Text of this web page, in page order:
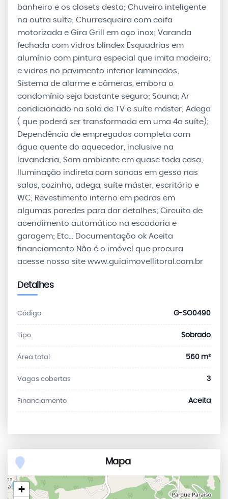
banheiro e os closets desta; Chuveiro inteligente
na outra suíte; Churrasqueira com coifa
motorizada e Gira Grill em aço inox; Varanda
fechada com vidros blindex Esquadrias em
alumínio com pintura especial que imita madeira;
e vidros no pavimento inferior laminados;
Sistema de alarme e câmeras, embora o
condomínio seja bastante seguro; Sauna; Ar
condicionado na sala de TV e suíte máster; Adega
( que poderá ser transformada em uma 4a suíte);
Dependência de empregados completa com
água quente do aquecedor, inclusive na
lavanderia; Som ambiente em quase toda casa;
Iluminação indireta com sancas em gesso nas
salas, cozinha, adega, suíte máster, escritório e
WC; Revestimento interno em pedras em
algumas paredes para dar detalhes; Circuito de
acendimento automático na escadaria e
garagem; Etc... Documentação ok Aceita
financiamento Não é o imóvel que procura
acesse nosso site www.guiaimovellitoral.com.br
Detalhes
Código G-SO0490
Tipo Sobrado
Área total 560 m²
Vagas cobertas 3
Financiamento Aceita
Mapa
+